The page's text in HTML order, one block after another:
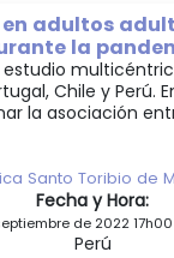
adultos
la
Chile y Perú.
la asociación
Santo Toribio de
Fecha y Hora:
de 2022
Perú